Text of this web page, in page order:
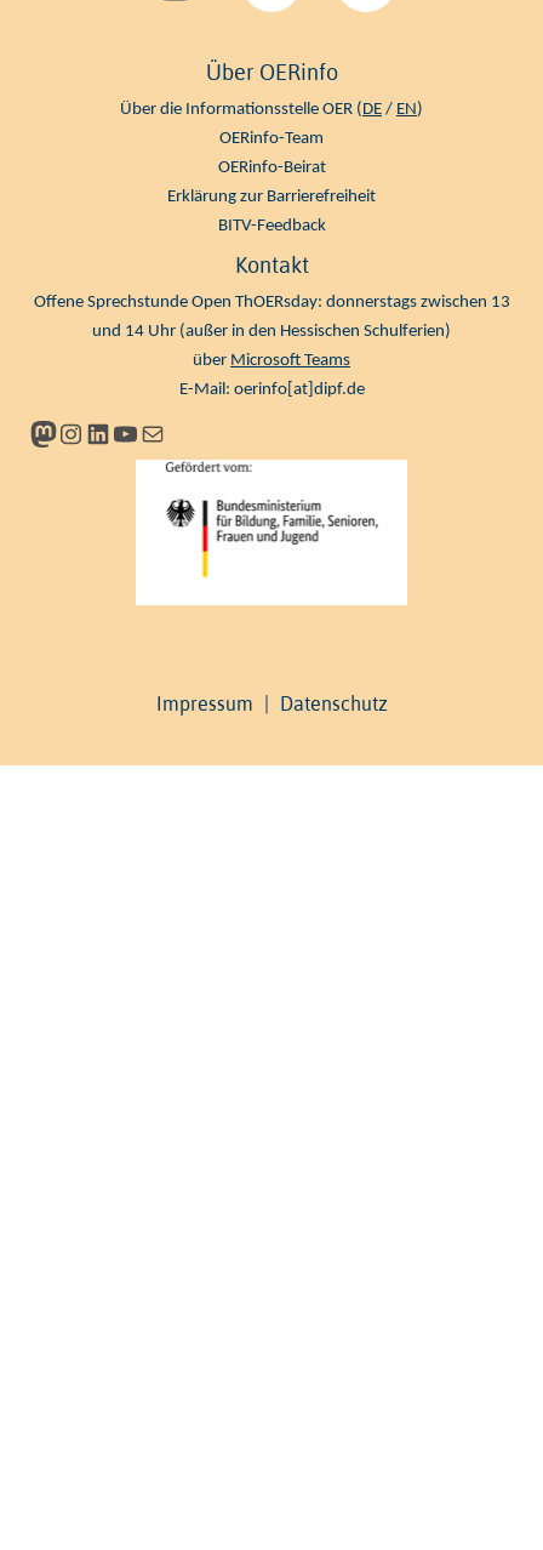
Über OERinfo
Über die Informationsstelle OER ( DE / EN )
OERinfo-Team
OERinfo-Beirat
Erklärung zur Barrierefreiheit
BITV-Feedback
Kontakt
Offene Sprechstunde Open ThOERsday: donnerstags zwischen 13
und 14 Uhr (außer in den Hessischen Schulferien)
über Microsoft Teams
E-Mail: oerinfo[at]dipf.de
Mastodon
Instagram
LinkedIn
YouTube
Newsletter
Impressum Datenschutz